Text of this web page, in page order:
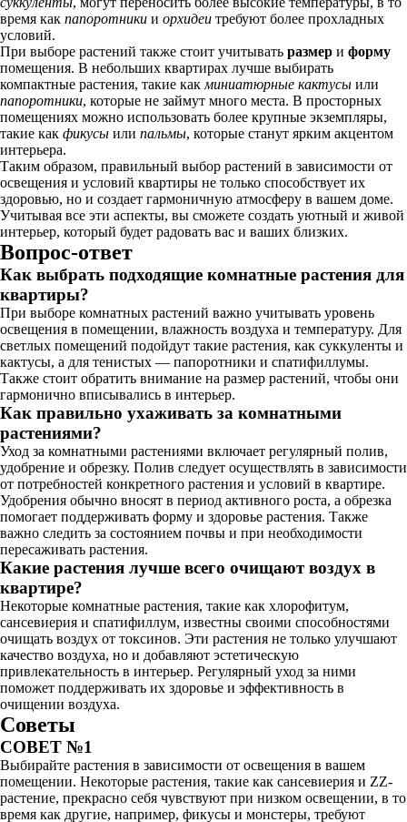
время как папоротники и орхидеи требуют более прохладных
условий.
При выборе растений также стоит учитывать размер и форму
помещения. В небольших квартирах лучше выбирать
компактные растения, такие как миниатюрные кактусы или
папоротники, которые не займут много места. В просторных
помещениях можно использовать более крупные экземпляры,
такие как фикусы или пальмы, которые станут ярким акцентом
интерьера.
Таким образом, правильный выбор растений в зависимости от
освещения и условий квартиры не только способствует их
здоровью, но и создает гармоничную атмосферу в вашем доме.
Учитывая все эти аспекты, вы сможете создать уютный и живой
интерьер, который будет радовать вас и ваших близких.
Вопрос-ответ
Как выбрать подходящие комнатные растения для
квартиры?
При выборе комнатных растений важно учитывать уровень
освещения в помещении, влажность воздуха и температуру. Для
светлых помещений подойдут такие растения, как суккуленты и
кактусы, а для тенистых — папоротники и спатифиллумы.
Также стоит обратить внимание на размер растений, чтобы они
гармонично вписывались в интерьер.
Как правильно ухаживать за комнатными
растениями?
Уход за комнатными растениями включает регулярный полив,
удобрение и обрезку. Полив следует осуществлять в зависимости
от потребностей конкретного растения и условий в квартире.
Удобрения обычно вносят в период активного роста, а обрезка
помогает поддерживать форму и здоровье растения. Также
важно следить за состоянием почвы и при необходимости
пересаживать растения.
Какие растения лучше всего очищают воздух в
квартире?
Некоторые комнатные растения, такие как хлорофитум,
сансевиерия и спатифиллум, известны своими способностями
очищать воздух от токсинов. Эти растения не только улучшают
качество воздуха, но и добавляют эстетическую
привлекательность в интерьер. Регулярный уход за ними
поможет поддерживать их здоровье и эффективность в
очищении воздуха.
Советы
СОВЕТ №1
Выбирайте растения в зависимости от освещения в вашем
помещении. Некоторые растения, такие как сансевиерия и ZZ-
растение, прекрасно себя чувствуют при низком освещении, в то
время как другие, например, фикусы и монстеры, требуют